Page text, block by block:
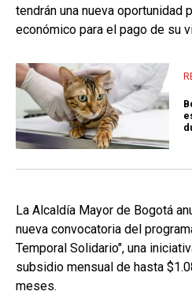
tendrán una nueva oportunidad
económico para el pago de su
La Alcaldía Mayor de Bogotá
nueva convocatoria del
Temporal Solidario", una
subsidio mensual de hasta
meses.